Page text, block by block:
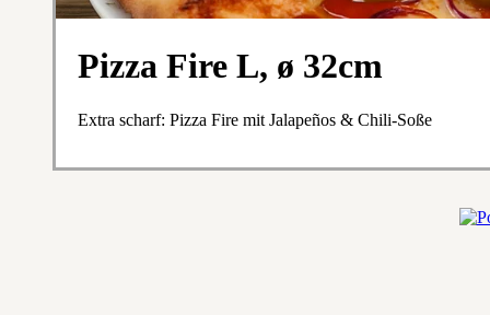
Pizza Fire L, ø 32cm
Extra scharf: Pizza Fire mit Jalapeños & Chili-Soße